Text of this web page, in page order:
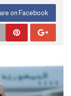
on Facebook